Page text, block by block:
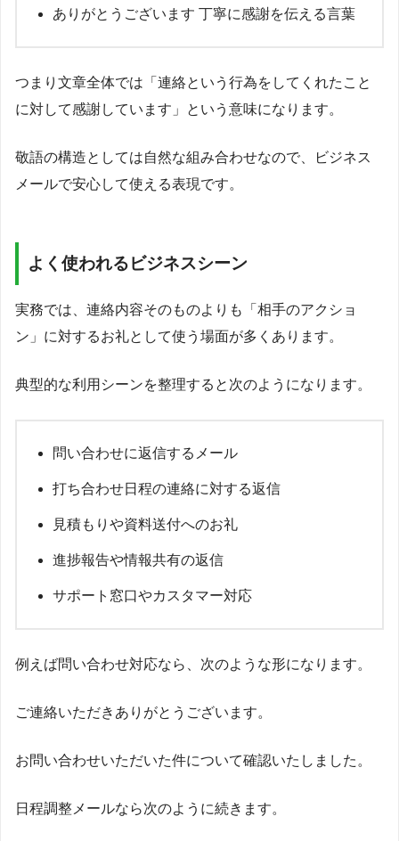
ありがとうございます 丁寧に感謝を伝える言葉
つまり文章全体では「連絡という行為をしてくれたこと
に対して感謝しています」という意味になります。
敬語の構造としては自然な組み合わせなので、ビジネス
メールで安心して使える表現です。
よく使われるビジネスシーン
実務では、連絡内容そのものよりも「相手のアクショ
ン」に対するお礼として使う場面が多くあります。
典型的な利用シーンを整理すると次のようになります。
問い合わせに返信するメール
打ち合わせ日程の連絡に対する返信
見積もりや資料送付へのお礼
進捗報告や情報共有の返信
サポート窓口やカスタマー対応
例えば問い合わせ対応なら、次のような形になります。
ご連絡いただきありがとうございます。
お問い合わせいただいた件について確認いたしました。
日程調整メールなら次のように続きます。